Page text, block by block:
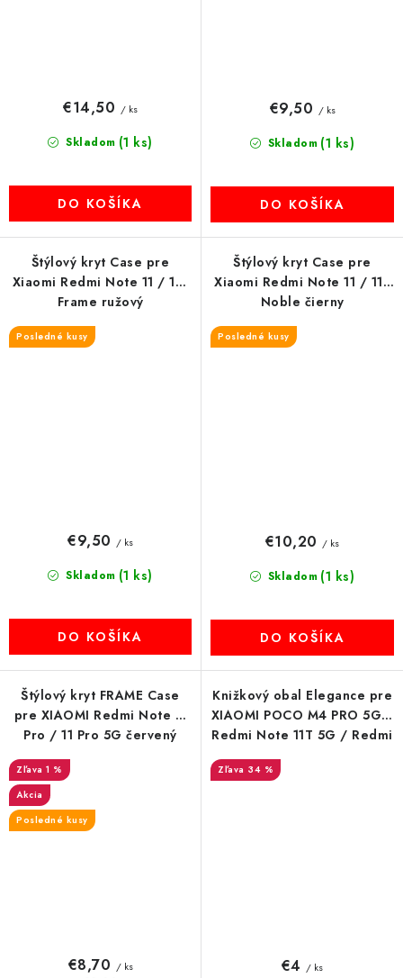
Skladom (1 ks)
€14,50 / ks
DO KOŠÍKA
Skladom (1 ks)
€9,50 / ks
DO KOŠÍKA
Štýlový kryt Case pre
Xiaomi Redmi Note 11 / 11S
Frame ružový
Posledné kusy
Skladom (1 ks)
€9,50 / ks
DO KOŠÍKA
Štýlový kryt Case pre
Xiaomi Redmi Note 11 / 11S
Noble čierny
Posledné kusy
Skladom (1 ks)
€10,20 / ks
DO KOŠÍKA
Štýlový kryt FRAME Case
pre XIAOMI Redmi Note 11
Pro / 11 Pro 5G červený
1 %
Akcia
Posledné kusy
€8,70 / ks
Knižkový obal Elegance pre
XIAOMI POCO M4 PRO 5G /
Redmi Note 11T 5G / Redmi
Note 11S 5G šedý
34 %
€4 / ks